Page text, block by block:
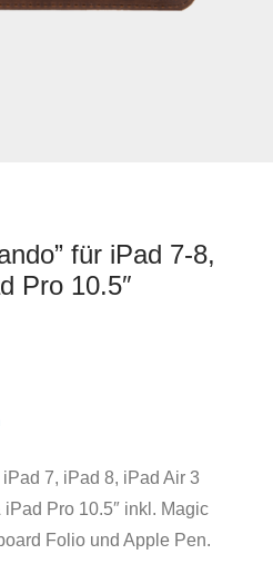
für iPad 7-8,
Pro 10.5″
7, iPad 8, iPad Air 3
Pro 10.5″ inkl. Magic
Folio und Apple Pen.